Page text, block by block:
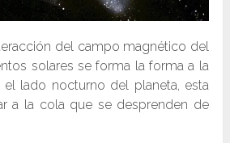
del campo magnético del
solares se forma la forma a la
lado nocturno del planeta, esta
a la cola que se desprenden de